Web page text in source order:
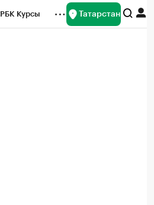
РБК Курсы Татарстан